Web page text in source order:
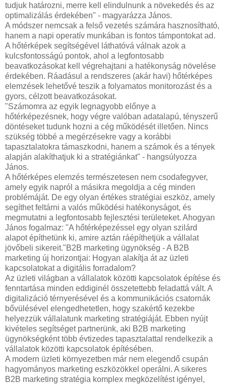
tudjuk határozni, merre kell elindulnunk a növekedés és az
optimalizálás érdekében" - magyarázza János.
A módszer nemcsak a felső vezetés számára hasznosítható,
hanem a napi operatív munkában is fontos támpontokat ad.
A hőtérképek segítségével láthatóvá válnak azok a
kulcsfontosságú pontok, ahol a legfontosabb
beavatkozásokat kell végrehajtani a hatékonyság növelése
érdekében. Ráadásul a rendszeres (akár havi) hőtérképes
elemzések lehetővé teszik a folyamatos monitorozást és a
gyors, célzott beavatkozásokat.
"Számomra az egyik legnagyobb előnye a
hőtérképezésnek, hogy végre valóban adatalapú, tényszerű
döntéseket tudunk hozni a cég működését illetően. Nincs
szükség többé a megérzésekre vagy a korábbi
tapasztalatokra támaszkodni, hanem a számok és a tények
alapján alakíthatjuk ki a stratégiánkat" - hangsúlyozza
János.
A hőtérképes elemzés természetesen nem csodafegyver,
amely egyik napról a másikra megoldja a cég minden
problémáját. De egy olyan értékes stratégiai eszköz, amely
segíthet feltárni a valós működési hatékonyságot, és
megmutatni a legfontosabb fejlesztési területeket. Ahogyan
János fogalmaz: "A hőtérképezéssel egy olyan szilárd
alapot építhetünk ki, amire aztán ráépíthetjük a vállalat
jövőbeli sikereit."B2B marketing ügynökség - A B2B
marketing új horizontjai: Hogyan alakítja át az üzleti
kapcsolatokat a digitális forradalom?
Az üzleti világban a vállalatok közötti kapcsolatok építése és
fenntartása minden eddiginél összetettebb feladattá vált. A
digitalizáció térnyerésével és a kommunikációs csatornák
bővülésével elengedhetetlen, hogy szakértő kezekbe
helyezzük vállalatunk marketing stratégiáját. Ebben nyújt
kivételes segítséget partnerünk, aki B2B marketing
ügynökségként több évtizedes tapasztalattal rendelkezik a
vállalatok közötti kapcsolatok építésében.
A modern üzleti környezetben már nem elegendő csupán
hagyományos marketing eszközökkel operálni. A sikeres
B2B marketing stratégia komplex megközelítést igényel,